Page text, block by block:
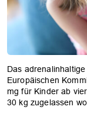
Das
Europäischen
mg für Kinder ab
30 kg zugelassen